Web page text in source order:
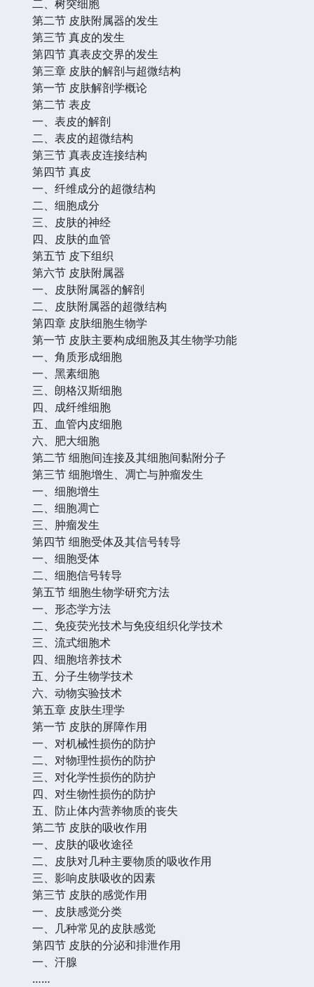
二、树突细胞
第二节 皮肤附属器的发生
第三节 真皮的发生
第四节 真表皮交界的发生
第三章 皮肤的解剖与超微结构
第一节 皮肤解剖学概论
第二节 表皮
一、表皮的解剖
二、表皮的超微结构
第三节 真表皮连接结构
第四节 真皮
一、纤维成分的超微结构
二、细胞成分
三、皮肤的神经
四、皮肤的血管
第五节 皮下组织
第六节 皮肤附属器
一、皮肤附属器的解剖
二、皮肤附属器的超微结构
第四章 皮肤细胞生物学
第一节 皮肤主要构成细胞及其生物学功能
一、角质形成细胞
一、黑素细胞
三、朗格汉斯细胞
四、成纤维细胞
五、血管内皮细胞
六、肥大细胞
第二节 细胞间连接及其细胞间黏附分子
第三节 细胞增生、凋亡与肿瘤发生
一、细胞增生
二、细胞凋亡
三、肿瘤发生
第四节 细胞受体及其信号转导
一、细胞受体
二、细胞信号转导
第五节 细胞生物学研究方法
一、形态学方法
二、免疫荧光技术与免疫组织化学技术
三、流式细胞术
四、细胞培养技术
五、分子生物学技术
六、动物实验技术
第五章 皮肤生理学
第一节 皮肤的屏障作用
一、对机械性损伤的防护
二、对物理性损伤的防护
三、对化学性损伤的防护
四、对生物性损伤的防护
五、防止体内营养物质的丧失
第二节 皮肤的吸收作用
一、皮肤的吸收途径
二、皮肤对几种主要物质的吸收作用
三、影响皮肤吸收的因素
第三节 皮肤的感觉作用
一、皮肤感觉分类
一、几种常见的皮肤感觉
第四节 皮肤的分泌和排泄作用
一、汗腺
……